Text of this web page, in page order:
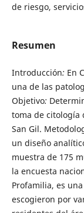
de riesgo,
Resumen
Introducción: En
una de las
Objetivo:
toma de citología
San Gil.
un diseño
muestra de 175
la encuesta
Profamilia, es
escogieron por